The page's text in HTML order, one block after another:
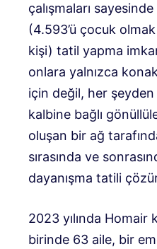
çalışmaları
(4.593’ü çocuk
kişi) tatil yapma
onlara yalnızca
için değil, her
kalbine bağlı
oluşan bir ağ
sırasında ve
dayanışma tatili
2023 yılında Homair
birinde 63 aile, bir